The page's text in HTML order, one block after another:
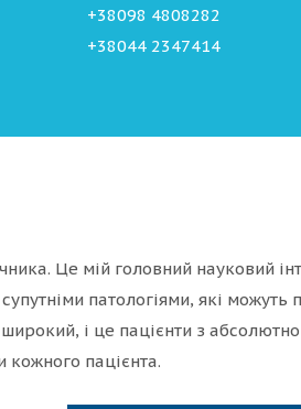
+38098 4808282
+38044 2347414
Це мій головний науковий
патологіями, які можуть
і це пацієнти з
пацієнта.